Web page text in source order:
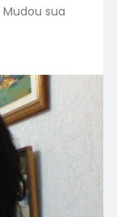
Mudou sua